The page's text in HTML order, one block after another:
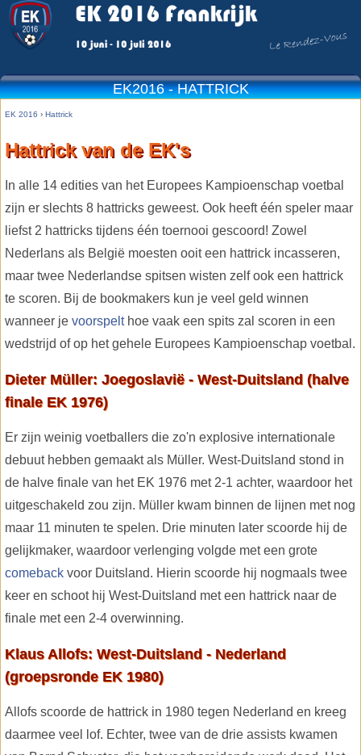
EK2016 - HATTRICK
EK 2016 › Hattrick
Hattrick van de EK's
In alle 14 edities van het Europees Kampioenschap voetbal
zijn er slechts 8 hattricks geweest. Ook heeft één speler maar
liefst 2 hattricks tijdens één toernooi gescoord! Zowel
Nederlans als België moesten ooit een hattrick incasseren,
maar twee Nederlandse spitsen wisten zelf ook een hattrick
te scoren. Bij de bookmakers kun je veel geld winnen
wanneer je voorspelthoe vaak een spits zal scoren in een
wedstrijd of op het gehele Europees Kampioenschap voetbal.
Dieter Müller: Joegoslavië - West-Duitsland (halve
finale EK 1976)
Er zijn weinig voetballers die zo'n explosive internationale
debuut hebben gemaakt als Müller. West-Duitsland stond in
de halve finale van het EK 1976 met 2-1 achter, waardoor het
uitgeschakeld zou zijn. Müller kwam binnen de lijnen met nog
maar 11 minuten te spelen. Drie minuten later scoorde hij de
gelijkmaker, waardoor verlenging volgde met een grote
comeback voor Duitsland. Hierin scoorde hij nogmaals twee
keer en schoot hij West-Duitsland met een hattrick naar de
finale met een 2-4 overwinning.
Klaus Allofs: West-Duitsland - Nederland
(groepsronde EK 1980)
Allofs scoorde de hattrick in 1980 tegen Nederland en kreeg
daarmee veel lof. Echter, twee van de drie assists kwamen